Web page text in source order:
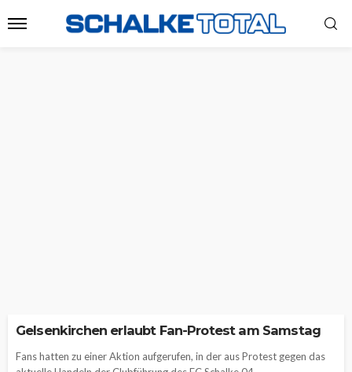
Gelsenkirchen erlaubt Fan-Protest am Samstag
Fans hatten zu einer Aktion aufgerufen, in der aus Protest gegen das